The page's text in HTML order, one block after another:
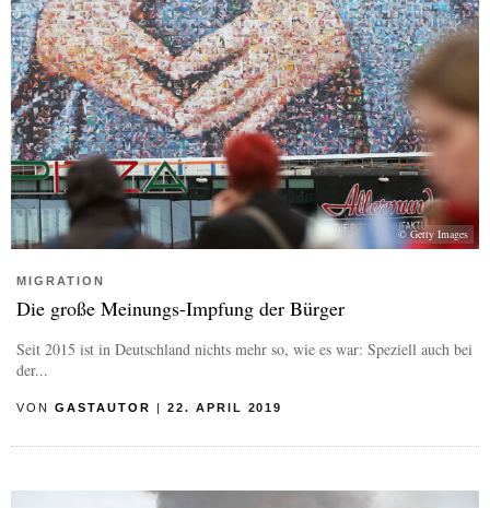
© Getty Images
MIGRATION
Die große Meinungs-Impfung der Bürger
Seit 2015 ist in Deutschland nichts mehr so, wie es war: Speziell auch bei
der...
VON GASTAUTOR | 22. APRIL 2019